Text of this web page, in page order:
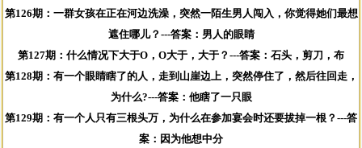
第126期：一群女孩在正在河边洗澡，突然一陌生男人闯入，你觉得她们最想
遮住哪儿？---答案：男人的眼睛
第127期：什么情况下大于O，O大于，大于？---答案：石头，剪刀，布
第128期：有一个眼睛瞎了的人，走到山崖边上，突然停住了，然后往回走，
为什么?---答案：他瞎了一只眼
第129期：有一个人只有三根头万，为什么在参加宴会时还要拔掉一根？---答
案：因为他想中分